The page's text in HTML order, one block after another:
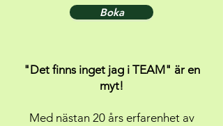
Boka
"Det finns inget jag i TEAM" är en
myt!
Med nästan 20 års erfarenhet av